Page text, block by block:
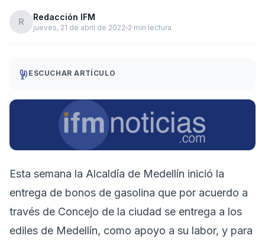
R Redacción IFM
jueves, 21 de abril de 2022 2 min lectura
ESCUCHAR ARTÍCULO
Esta semana la Alcaldía de Medellín inició la
entrega de bonos de gasolina que por acuerdo a
través de Concejo de la ciudad se entrega a los
ediles de Medellín, como apoyo a su labor, y para